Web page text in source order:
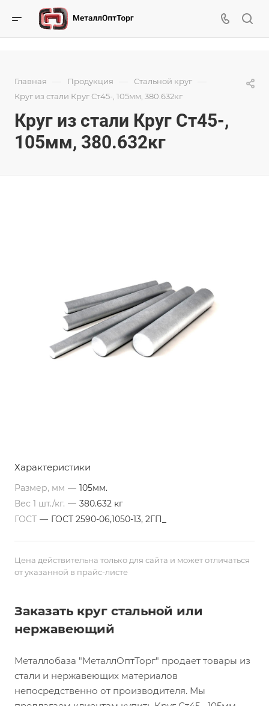
Главная — Продукция — Стальной круг —
Круг из стали Круг Ст45-, 105мм, 380.632кг
Круг из стали Круг Ст45-,
105мм, 380.632кг
Характеристики
Размер, мм — 105мм.
Вес 1 шт./кг. — 380.632 кг
ГОСТ — ГОСТ 2590-06,1050-13, 2ГП_
Цена действительна только для сайта и может отличаться
от указанной в прайс-листе
Заказать круг стальной или
нержавеющий
Металлобаза "МеталлОптТорг" продает товары из
стали и нержавеющих материалов
непосредственно от производителя. Мы